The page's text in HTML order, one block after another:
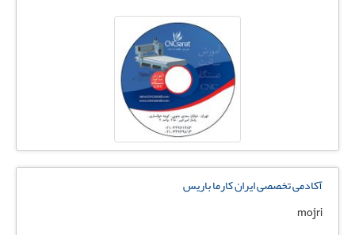
آکادمی تخصصی ایران کارما باریس
mojri